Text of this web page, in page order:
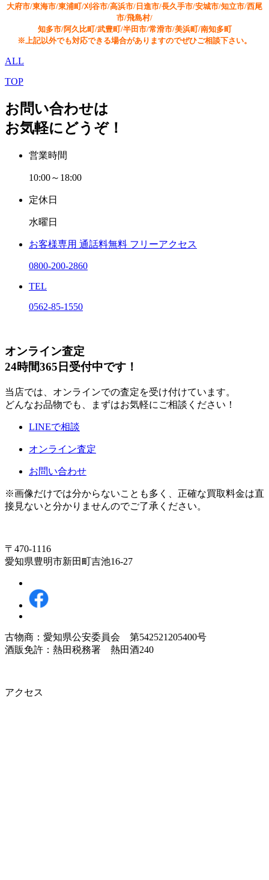
大府市/東海市/東浦町/刈谷市/高浜市/日進市/長久手市/安城市/知立市/西尾
市/飛島村/
知多市/阿久比町/武豊町/半田市/常滑市/美浜町/南知多町
※上記以外でも対応できる場合がありますのでぜひご相談下さい。
ALL
TOP
お問い合わせは
お気軽にどうぞ！
営業時間
10:00～18:00
定休日
水曜日
お客様専用 通話料無料 フリーアクセス
0800-200-2860
TEL
0562-85-1550
オンライン査定
24時間365日受付中です！
当店では、オンラインでの査定を受け付けています。
どんなお品物でも、まずはお気軽にご相談ください！
LINEで相談
オンライン査定
お問い合わせ
※画像だけでは分からないことも多く、正確な買取料金は直
接見ないと分かりませんのでご了承ください。
〒470-1116
愛知県豊明市新田町吉池16-27
古物商：愛知県公安委員会 第542521205400号
酒販免許：熱田税務署 熱田酒240
アクセス